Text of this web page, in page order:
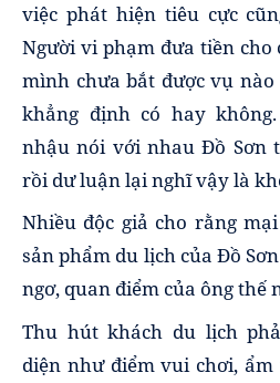
việc phát hiện tiêu cực
Người vi phạm đưa tiền cho
mình chưa bắt được vụ
khẳng định có hay
nhậu nói với nhau Đồ Sơn
rồi dư luận lại nghĩ vậy là
Nhiều độc giả cho rằng
sản phẩm du lịch của Đồ
ngơ, quan điểm của ông thế
Thu hút khách du lịch
diện như điểm vui chơi, ẩm